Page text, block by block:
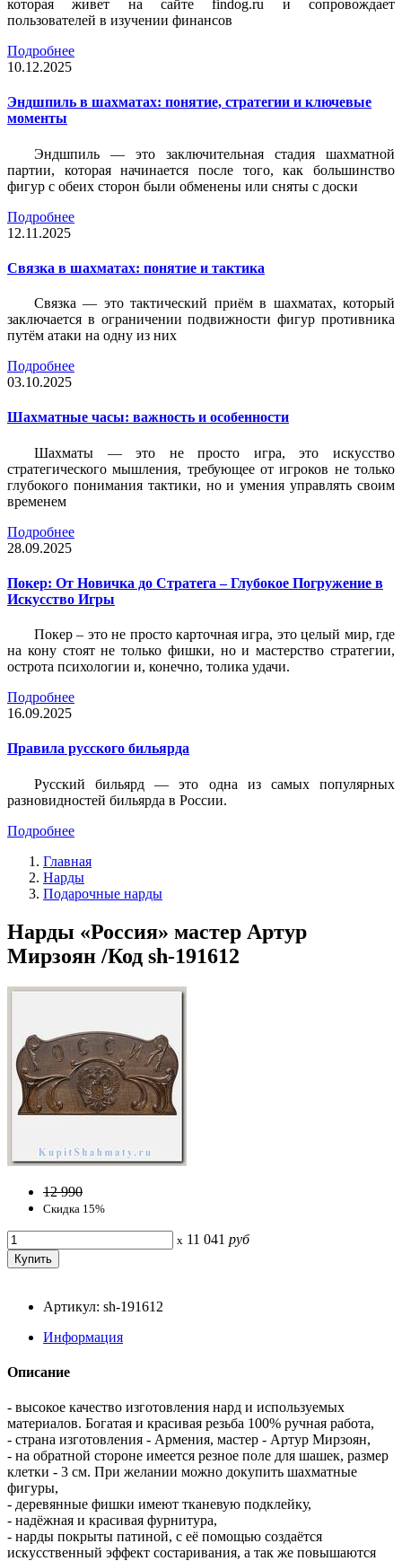
которая живет на сайте findog.ru и сопровождает
пользователей в изучении финансов
Подробнее
10.12.2025
Эндшпиль в шахматах: понятие, стратегии и ключевые
моменты
Эндшпиль — это заключительная стадия шахматной
партии, которая начинается после того, как большинство
фигур с обеих сторон были обменены или сняты с доски
Подробнее
12.11.2025
Связка в шахматах: понятие и тактика
Связка — это тактический приём в шахматах, который
заключается в ограничении подвижности фигур противника
путём атаки на одну из них
Подробнее
03.10.2025
Шахматные часы: важность и особенности
Шахматы — это не просто игра, это искусство
стратегического мышления, требующее от игроков не только
глубокого понимания тактики, но и умения управлять своим
временем
Подробнее
28.09.2025
Покер: От Новичка до Стратега – Глубокое Погружение в
Искусство Игры
Покер – это не просто карточная игра, это целый мир, где
на кону стоят не только фишки, но и мастерство стратегии,
острота психологии и, конечно, толика удачи.
Подробнее
16.09.2025
Правила русского бильярда
Русский бильярд — это одна из самых популярных
разновидностей бильярда в России.
Подробнее
Главная
Нарды
Подарочные нарды
Нарды «Россия» мастер Артур
Мирзоян /Код sh-191612
12 990
Скидка 15%
x 11 041 руб
Артикул: sh-191612
Информация
Описание
- высокое качество изготовления нард и используемых
материалов. Богатая и красивая резьба 100% ручная работа,
- страна изготовления - Армения, мастер - Артур Мирзоян,
- на обратной стороне имеется резное поле для шашек, размер
клетки - 3 см. При желании можно докупить шахматные
фигуры,
- деревянные фишки имеют тканевую подклейку,
- надёжная и красивая фурнитура,
- нарды покрыты патиной, с её помощью создаётся
искусственный эффект состаривания, а так же повышаются